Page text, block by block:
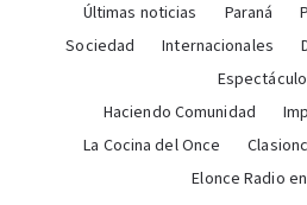
Últimas noticias Paraná
Sociedad
Internacionales
Haciendo Comunidad
La Cocina del Once
Elonce Radio